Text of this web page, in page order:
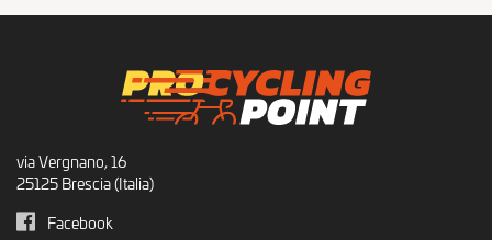
via Vergnano, 16
25125 Brescia (Italia)
Facebook